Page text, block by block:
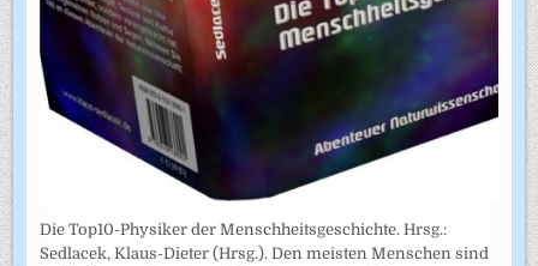
Die Top10-Physiker der Menschheitsgeschichte. Hrsg.:
Sedlacek, Klaus-Dieter (Hrsg.). Den meisten Menschen sind